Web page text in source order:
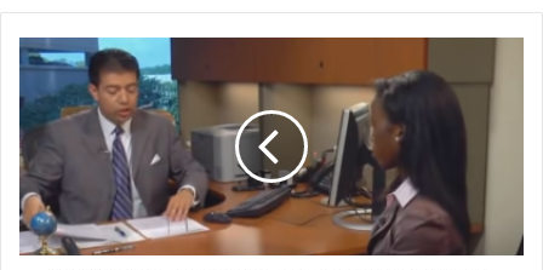
U
S
C
I
S
о
б
н
о